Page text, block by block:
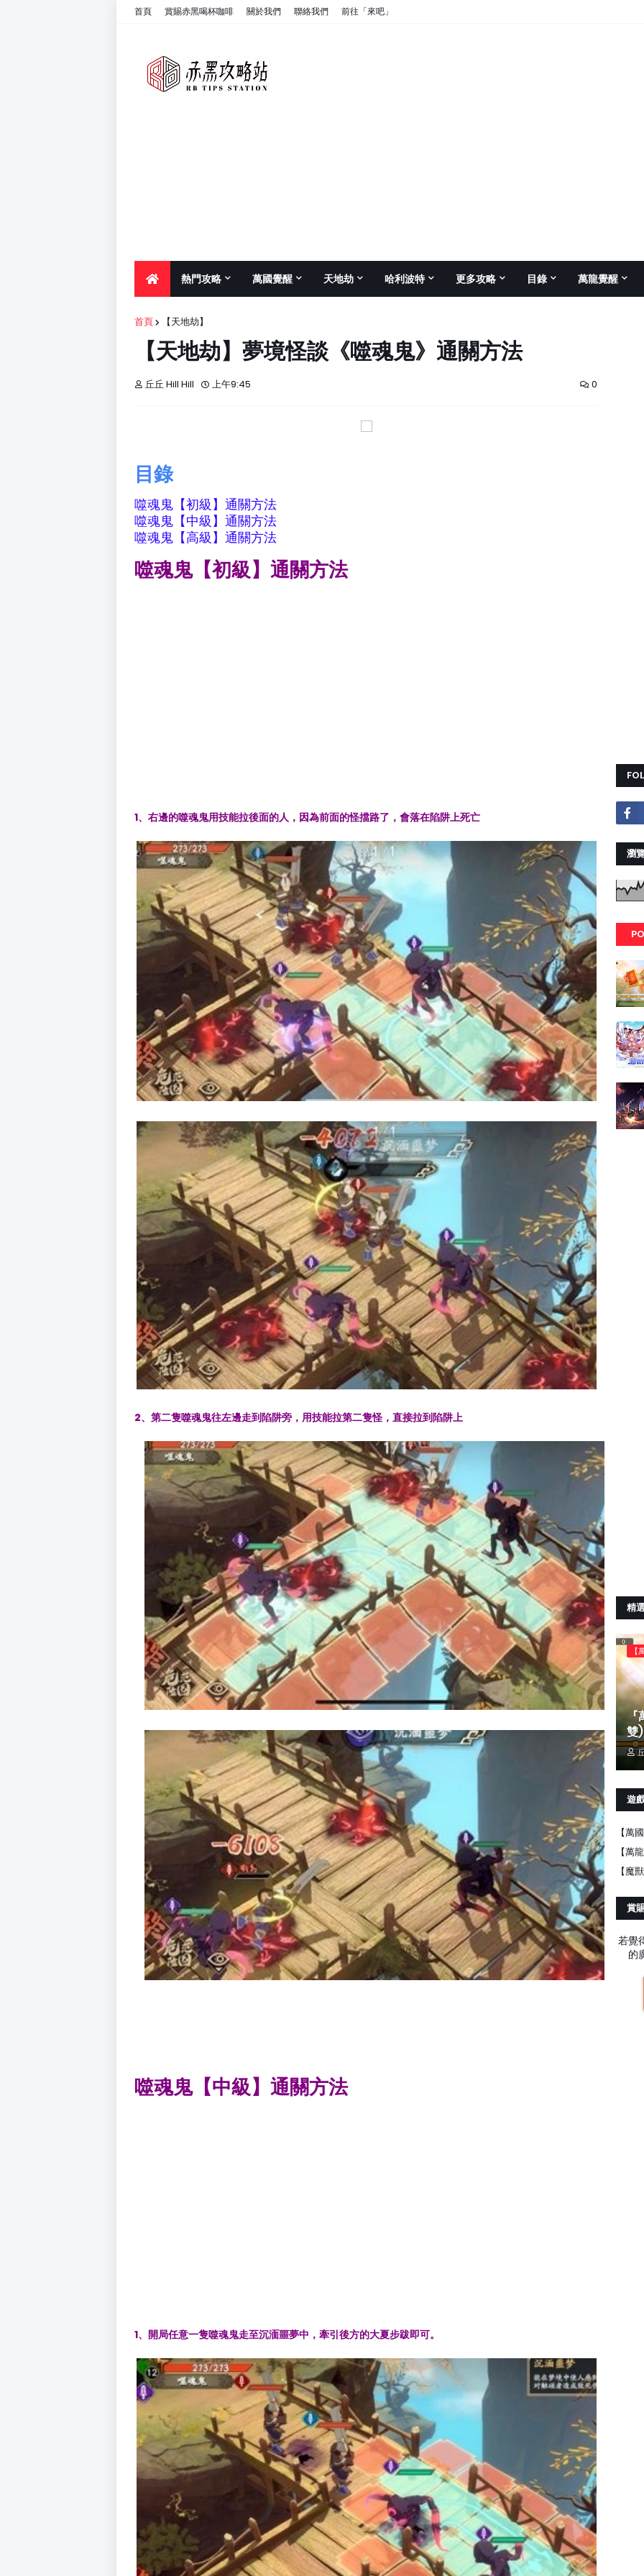
首頁 賞賜赤黑喝杯咖啡 關於我們 聯絡我們 前往「來吧」
熱門攻略 萬國覺醒 天地劫 哈利波特 更多攻略 目錄 萬龍覺醒
首頁 【天地劫】
【天地劫】夢境怪談《噬魂鬼》通關方法
丘丘 Hill Hill 上午9:45 0
目錄
噬魂鬼【初級】通關方法
噬魂鬼【中級】通關方法
噬魂鬼【高級】通關方法
噬魂鬼【初級】通關方法
1、 右邊的噬魂鬼用技能拉後面的人，因為前面的怪擋路了，會落在陷阱上死亡
2、第二隻噬魂鬼往左邊走到陷阱旁，用技能拉第二隻怪，直接拉到陷阱上
噬魂鬼【中級】通關方法
1、 開局任意一隻噬魂鬼走至沉湎噩夢中，牽引後方的大夏步跋即可。
瀏
精
『
雙)
遊
【萬
【萬
【魔
賞
若覺
的